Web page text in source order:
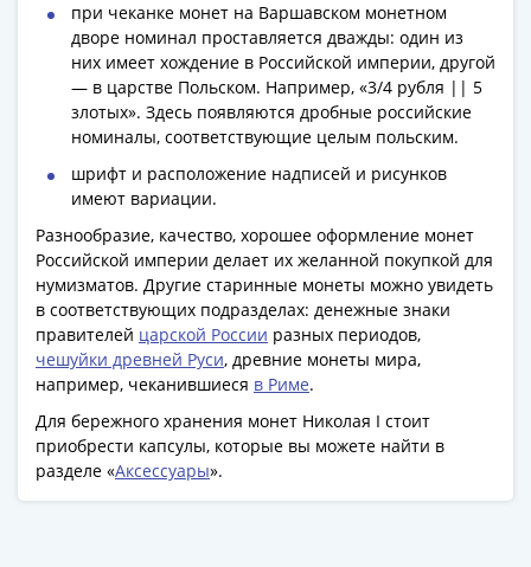
при чеканке монет на Варшавском монетном
дворе номинал проставляется дважды: один из
них имеет хождение в Российской империи, другой
— в царстве Польском. Например, «3/4 рубля || 5
злотых». Здесь появляются дробные российские
номиналы, соответствующие целым польским.
шрифт и расположение надписей и рисунков
имеют вариации.
Разнообразие, качество, хорошее оформление монет
Российской империи делает их желанной покупкой для
нумизматов. Другие старинные монеты можно увидеть
в соответствующих подразделах: денежные знаки
правителей царской России разных периодов,
чешуйки древней Руси, древние монеты мира,
например, чеканившиеся в Риме.
Для бережного хранения монет Николая I стоит
приобрести капсулы, которые вы можете найти в
разделе «Аксессуары».